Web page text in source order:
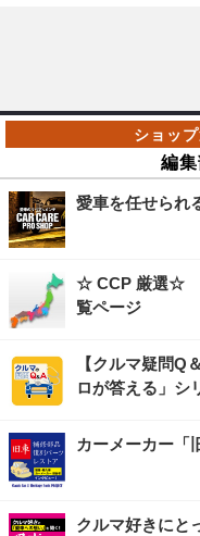
編
愛車を任せられ
☆ CCP 厳選☆
覧ページ
【クルマ疑問Q
ロが答える」シ
カーメーカー「
クルマ好きにと